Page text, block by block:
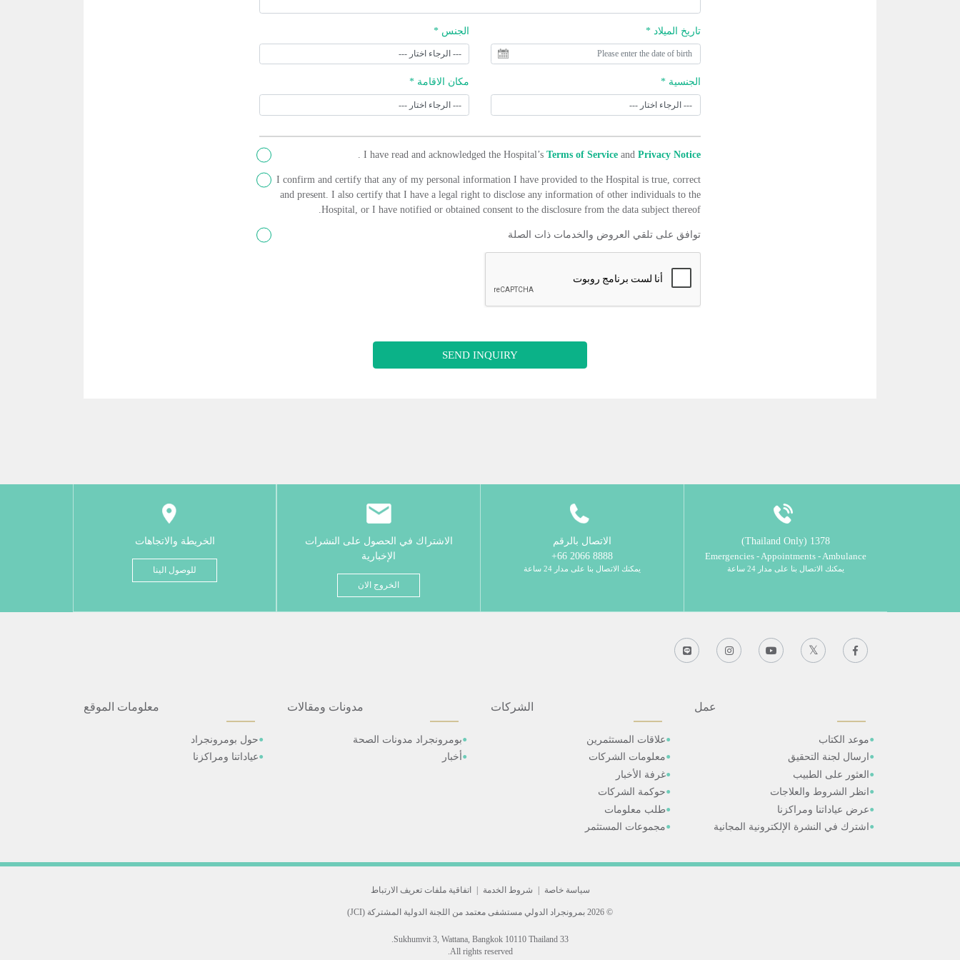
تاريخ الميلاد * الجنس *
الجنسية * مكان الاقامة *
I have read and acknowledged the Hospital’s Terms of Service and Privacy Notice
.
I confirm and certify that any of my personal information I have provided to the Hospital is true, correct
and present. I also certify that I have a legal right to disclose any information of other individuals to the
Hospital, or I have notified or obtained consent to the disclosure from the data subject thereof.
توافق على تلقي العروض والخدمات ذات الصلة
SEND INQUIRY
1378 (Thailand Only)
Emergencies - Appointments - Ambulance
يمكنك الاتصال بنا على مدار 24 ساعة
الاتصال بالرقم
8888 2066 66+
يمكنك الاتصال بنا على مدار 24 ساعة
الاشتراك في الحصول على النشرات
الإخبارية
الخروج الان
الخريطة والاتجاهات
للوصول الينا
عمل
موعد الكتاب
ارسال لجنة التحقيق
العثور على الطبيب
انظر الشروط والعلاجات
عرض عياداتنا ومراكزنا
اشترك في النشرة الإلكترونية المجانية
الشركات
علاقات المستثمرين
معلومات الشركات
غرفة الأخبار
حوكمة الشركات
طلب معلومات
مجموعات المستثمر
مدونات ومقالات
بومرونجراد مدونات الصحة
أخبار
معلومات الموقع
حول بومرونجراد
عياداتنا ومراكزنا
سياسة خاصة شروط الخدمة اتفاقية ملفات تعريف الارتباط
© 2026 بمرونجراد الدولي مستشفى معتمد من اللجنة الدولية المشتركة (JCI)
33 Sukhumvit 3, Wattana, Bangkok 10110 Thailand.
All rights reserved.